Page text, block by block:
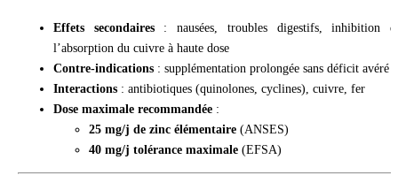
Effets secondaires: nausées, troubles digestifs, inhibition
l’absorption du cuivre à haute dose
Contre-indications : supplémentation prolongée sans déficit avéré
Interactions : antibiotiques (quinolones, cyclines), cuivre, fer
Dose maximale recommandée :
25 mg/j de zinc élémentaire (ANSES)
40 mg/j tolérance maximale (EFSA)